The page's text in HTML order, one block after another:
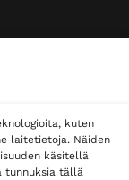
kuten
laitetietoja. Näiden
käsitellä
tunnuksia tällä